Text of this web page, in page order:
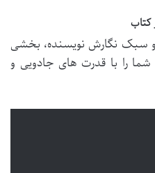
کتاب
سبک نگارش نویسنده، بخشی
شما را با قدرت های جادویی و